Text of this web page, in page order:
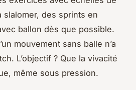
slalomer, des sprints en
ballon dès que possible.
mouvement sans balle n’a
L’objectif ? Que la vivacité
même sous pression.